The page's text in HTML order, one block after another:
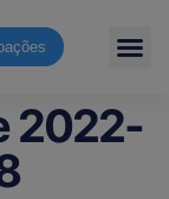
2022-